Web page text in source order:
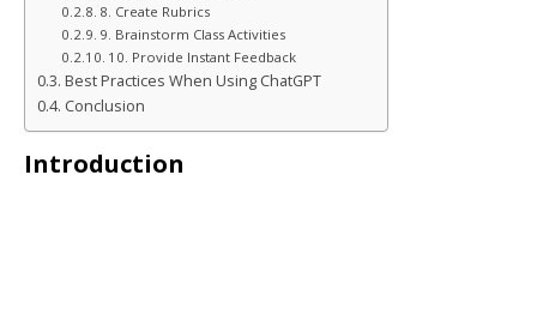
8. Create Rubrics
9. Brainstorm Class Activities
10. Provide Instant Feedback
Best Practices When Using ChatGPT
Conclusion
Introduction